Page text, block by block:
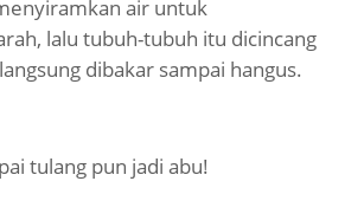
air untuk
lalu tubuh-tubuh itu dicincang
dibakar sampai hangus.
tulang pun jadi abu!